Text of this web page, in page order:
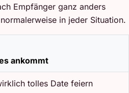
Empfänger ganz anders
in jeder Situation.
ankommt
tolles Date feiern